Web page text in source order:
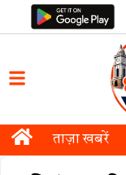
ताज़ा खबरें